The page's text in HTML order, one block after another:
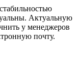
Актуальную
у менеджеров
почту.